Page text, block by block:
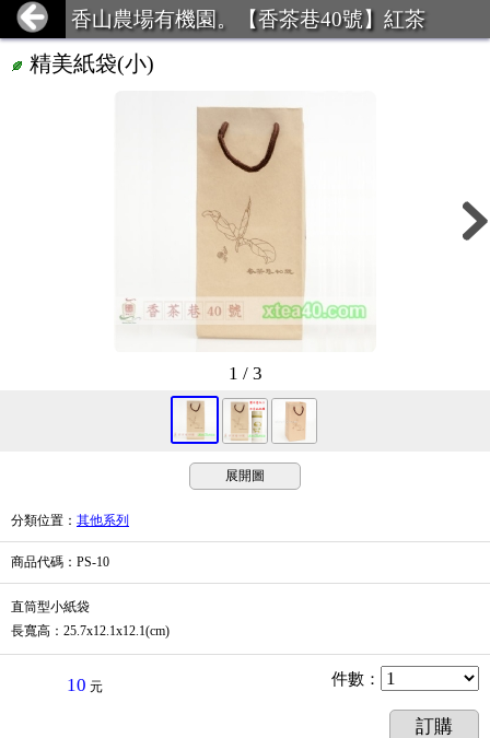
香山農場有機園。【香茶巷40號】紅茶
精美紙袋(小)
1 / 3
展開圖
分類位置 ： 其他系列
商品代碼 ：PS-10
直筒型小紙袋
長寬高：25.7x12.1x12.1(cm)
10 元 件數 ：
訂購